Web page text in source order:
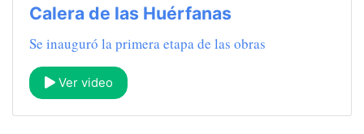
Calera de las Huérfanas
Se inauguró la primera etapa de las obras
Ver video